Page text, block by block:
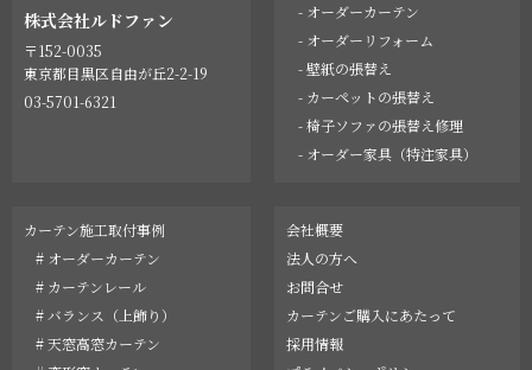
株式会社ルドファン
〒152-0035
東京都目黒区自由が丘2-2-19
03-5701-6321
- オーダーカーテン
- オーダーリフォーム
- 壁紙の張替え
- カーペットの張替え
- 椅子ソファの張替え修理
- オーダー家具（特注家具）
カーテン施工取付事例
# オーダーカーテン
# カーテンレール
# バランス（上飾り）
# 天窓高窓カーテン
会社概要
法人の方へ
お問合せ
カーテンご購入にあたって
採用情報